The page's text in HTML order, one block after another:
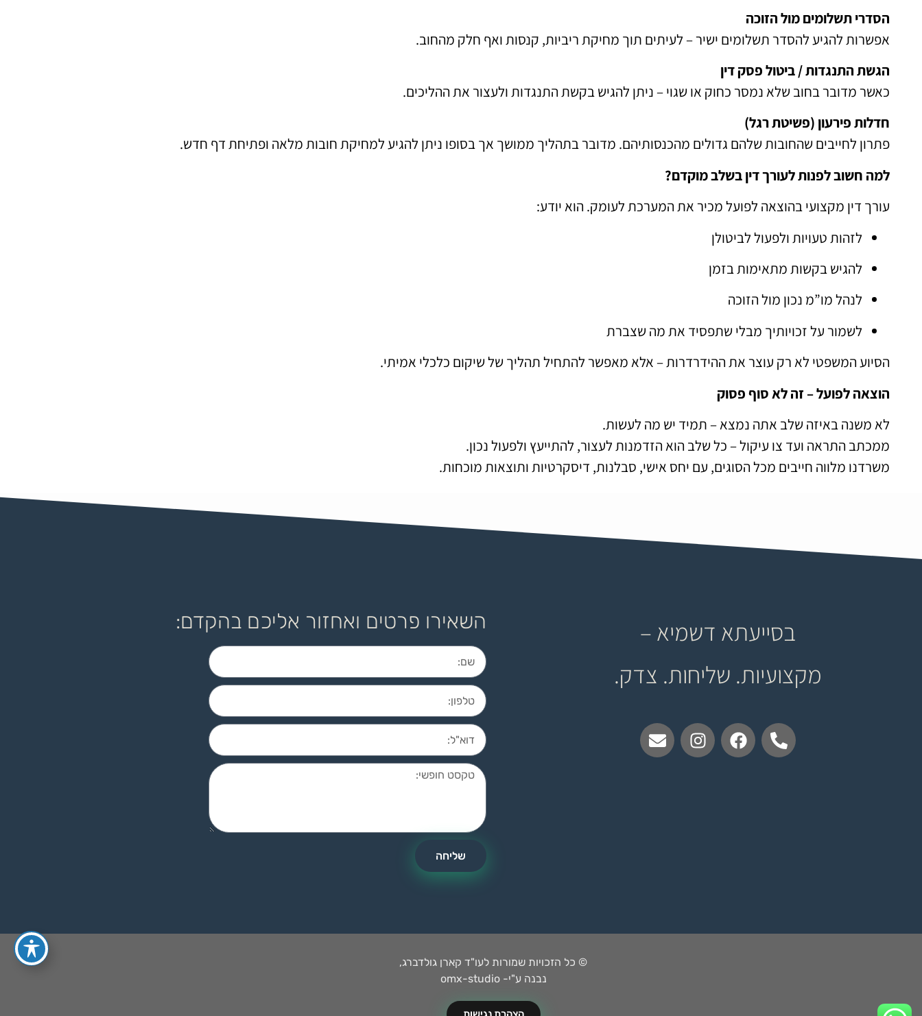
הסדרי תשלומים מול הזוכה
אפשרות להגיע להסדר תשלומים ישיר – לעיתים תוך מחיקת ריביות, קנסות ואף חלק מהחוב.
הגשת התנגדות / ביטול פסק דין
כאשר מדובר בחוב שלא נמסר כחוק או שגוי – ניתן להגיש בקשת התנגדות ולעצור את ההליכים.
חדלות פירעון (פשיטת רגל)
פתרון לחייבים שהחובות שלהם גדולים מהכנסותיהם. מדובר בתהליך ממושך אך בסופו ניתן להגיע למחיקת חובות מלאה ופתיחת דף חדש.
למה חשוב לפנות לעורך דין בשלב מוקדם?
עורך דין מקצועי בהוצאה לפועל מכיר את המערכת לעומק. הוא יודע:
לזהות טעויות ולפעול לביטולן
להגיש בקשות מתאימות בזמן
לנהל מו”מ נכון מול הזוכה
לשמור על זכויותיך מבלי שתפסיד את מה שצברת
הסיוע המשפטי לא רק עוצר את ההידרדרות – אלא מאפשר להתחיל תהליך של שיקום כלכלי אמיתי.
הוצאה לפועל – זה לא סוף פסוק
לא משנה באיזה שלב אתה נמצא – תמיד יש מה לעשות.
ממכתב התראה ועד צו עיקול – כל שלב הוא הזדמנות לעצור, להתייעץ ולפעול נכון.
משרדנו מלווה חייבים מכל הסוגים, עם יחס אישי, סבלנות, דיסקרטיות ותוצאות מוכחות.
בסייעתא דשמיא –
מקצועיות. שליחות. צדק.
השאירו פרטים ואחזור אליכם בהקדם:
שליחה
© כל הזכויות שמורות לעו"ד קארן גולדברג,
נבנה ע"י- omx-studio